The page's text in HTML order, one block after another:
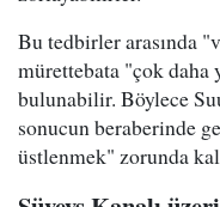
Bu tedbirler arasında
mürettebata "çok
bulunabilir. Böylece
sonucun beraberinde
üstlenmek" zorunda